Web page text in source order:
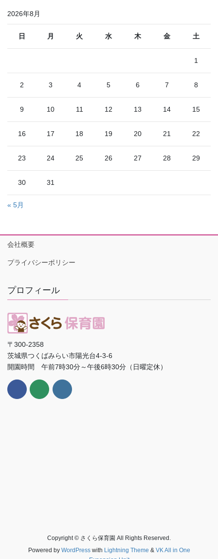
2026年8月
日 月 火 水 木 金 土
1
2 3 4 5 6 7 8
9 10 11 12 13 14 15
16 17 18 19 20 21 22
23 24 25 26 27 28 29
30 31
« 5月
会社概要
プライバシーポリシー
プロフィール
〒300-2358
茨城県つくばみらい市陽光台4-3-6
開園時間 午前7時30分～午後6時30分（日曜定休）
Copyright © さくら保育園 All Rights Reserved.
Powered by WordPresswith Lightning Theme & VK All in One